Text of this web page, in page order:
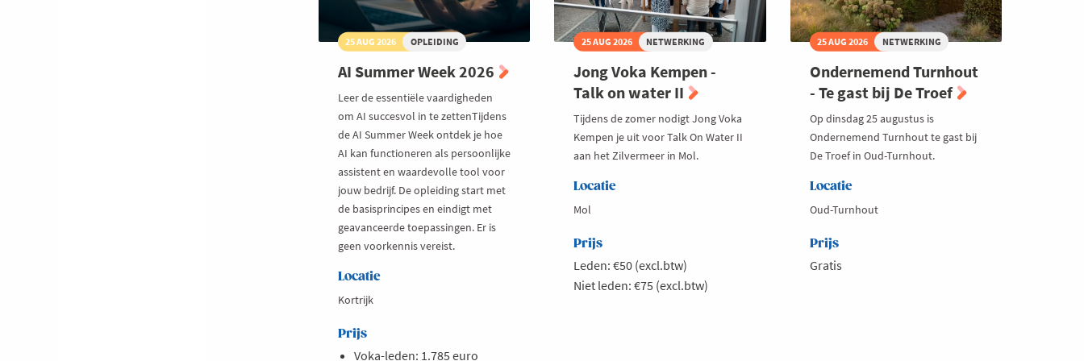
25 AUG 2026 OPLEIDING
AI Summer Week 2026
Leer de essentiële vaardigheden
om AI succesvol in te zettenTijdens
de AI Summer Week ontdek je hoe
AI kan functioneren als persoonlijke
assistent en waardevolle tool voor
jouw bedrijf. De opleiding start met
de basisprincipes en eindigt met
geavanceerde toepassingen. Er is
geen voorkennis vereist.
Locatie
Kortrijk
Prijs
Voka-leden: 1.785 euro
25 AUG 2026 NETWERKING
Jong Voka Kempen -
Talk on water II
Tijdens de zomer nodigt Jong Voka
Kempen je uit voor Talk On Water II
aan het Zilvermeer in Mol.
Locatie
Mol
Prijs
Leden: €50 (excl.btw)
Niet leden: €75 (excl.btw)
25 AUG 2026 NETWERKING
Ondernemend Turnhout
- Te gast bij De Troef
Op dinsdag 25 augustus is
Ondernemend Turnhout te gast bij
De Troef in Oud-Turnhout.
Locatie
Oud-Turnhout
Prijs
Gratis